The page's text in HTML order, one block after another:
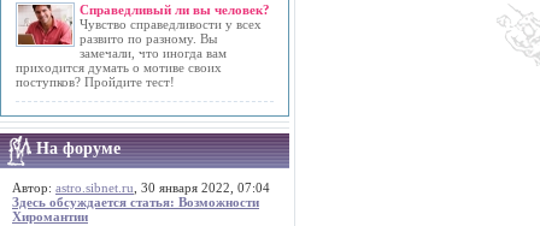
Справедливый ли вы человек?
Чувство справедливости у всех
развито по разному. Вы
замечали, что иногда вам
приходится думать о мотиве своих
поступков? Пройдите тест!
На форуме
Автор: astro.sibnet.ru , 30 января 2022, 07:04
Здесь обсуждается статья: Возможности
Хиромантии